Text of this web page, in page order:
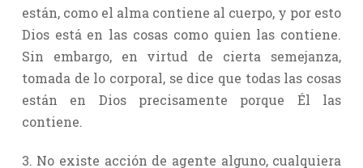
están, como el alma contiene al cuerpo, y por esto
Dios está en las cosas como quien las contiene.
Sin embargo, en virtud de cierta semejanza,
tomada de lo corporal, se dice que todas las cosas
están en Dios precisamente porque Él las
contiene.
3. No existe acción de agente alguno, cualquiera